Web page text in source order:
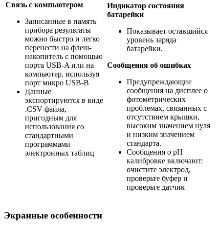
Связь с компьютером
Записанные в память
прибора результаты
можно быстро и легко
перенести на флеш-
накопитель с помощью
порта USB-A или на
компьютер, используя
порт микро USB-B
Данные
экспортируются в виде
.CSV-файла,
пригодным для
использования со
стандартными
программами
электронных таблиц
Индикатор состояния
батарейки
Показывает оставшийся
уровень заряда
батарейки.
Сообщения об ошибках
Предупреждающие
сообщения на дисплее о
фотометрических
проблемах, связанных с
отсутствием крышки,
высоким значением нуля
и низким значением
стандарта.
Сообщения о pH
калибровке включают:
очистите электрод,
проверьте буфер и
проверьте датчик
Экранные особенности